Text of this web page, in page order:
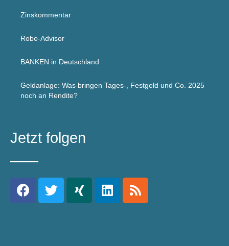
Zinskommentar
Robo-Advisor
BANKEN in Deutschland
Geldanlage: Was bringen Tages-, Festgeld und Co. 2025
noch an Rendite?
Jetzt folgen